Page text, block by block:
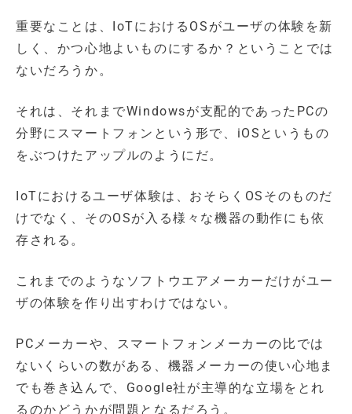
重要なことは、IoTにおけるOSがユーザの体験を新
しく、かつ心地よいものにするか？ということでは
ないだろうか。
それは、それまでWindowsが支配的であったPCの
分野にスマートフォンという形で、iOSというもの
をぶつけたアップルのようにだ。
IoTにおけるユーザ体験は、おそらくOSそのものだ
けでなく、そのOSが入る様々な機器の動作にも依
存される。
これまでのようなソフトウエアメーカーだけがユー
ザの体験を作り出すわけではない。
PCメーカーや、スマートフォンメーカーの比では
ないくらいの数がある、機器メーカーの使い心地ま
でも巻き込んで、Google社が主導的な立場をとれ
るのかどうかが問題となるだろう。